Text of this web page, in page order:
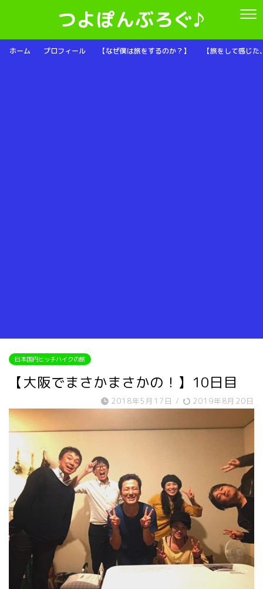
つよぽんぶろぐ♪
ホーム プロフィール 【なぜ僕は旅をするのか？】 【旅をして感じ
日本国内ヒッチハイクの旅
【大阪でまさかまさかの！】10日目
2018年5月17日 / 2019年8月20日